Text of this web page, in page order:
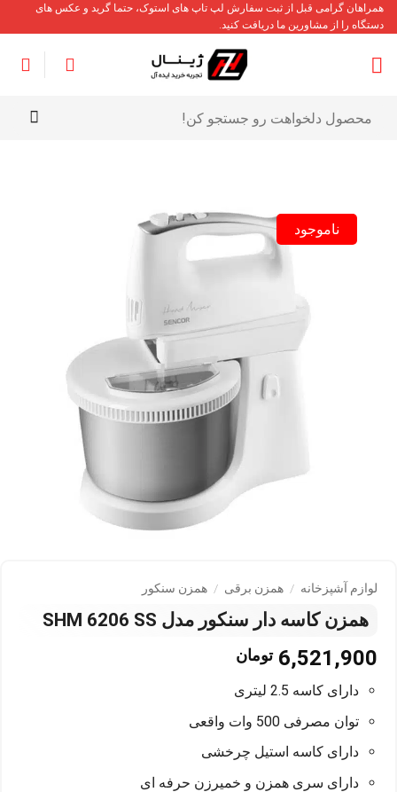
Skip
to
content
همراهان گرامی قبل از ثبت سفارش لپ تاپ های استوک، حتما گرید و عکس های
دستگاه را از مشاورین ما دریافت کنید.
ناموجود
لوازم آشپزخانه / همزن برقی / همزن سنکور
همزن کاسه دار سنکور مدل SHM 6206 SS
6,521,900 تومان
دارای کاسه 2.5 لیتری
توان مصرفی 500 وات واقعی
دارای کاسه استیل چرخشی
دارای سری همزن و خمیرزن حرفه ای